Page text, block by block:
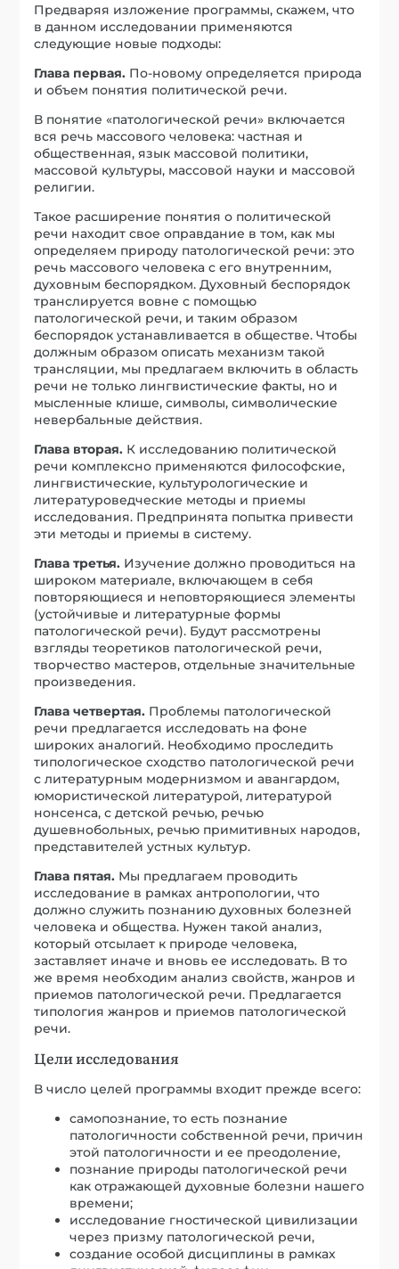
Предваряя изложение программы, скажем, что
в данном исследовании применяются
следующие новые подходы:
Глава первая. По-новому определяется природа
и объем понятия политической речи.
В понятие «патологической речи» включается
вся речь массового человека: частная и
общественная, язык массовой политики,
массовой культуры, массовой науки и массовой
религии.
Такое расширение понятия о политической
речи находит свое оправдание в том, как мы
определяем природу патологической речи: это
речь массового человека с его внутренним,
духовным беспорядком. Духовный беспорядок
транслируется вовне с помощью
патологической речи, и таким образом
беспорядок устанавливается в обществе. Чтобы
должным образом описать механизм такой
трансляции, мы предлагаем включить в область
речи не только лингвистические факты, но и
мысленные клише, символы, символические
невербальные действия.
Глава вторая. К исследованию политической
речи комплексно применяются философские,
лингвистические, культурологические и
литературоведческие методы и приемы
исследования. Предпринята попытка привести
эти методы и приемы в систему.
Глава третья. Изучение должно проводиться на
широком материале, включающем в себя
повторяющиеся и неповторяющиеся элементы
(устойчивые и литературные формы
патологической речи). Будут рассмотрены
взгляды теоретиков патологической речи,
творчество мастеров, отдельные значительные
произведения.
Глава четвертая. Проблемы патологической
речи предлагается исследовать на фоне
широких аналогий. Необходимо проследить
типологическое сходство патологической речи
с литературным модернизмом и авангардом,
юмористической литературой, литературой
нонсенса, с детской речью, речью
душевнобольных, речью примитивных народов,
представителей устных культур.
Глава пятая. Мы предлагаем проводить
исследование в рамках антропологии, что
должно служить познанию духовных болезней
человека и общества. Нужен такой анализ,
который отсылает к природе человека,
заставляет иначе и вновь ее исследовать. В то
же время необходим анализ свойств, жанров и
приемов патологической речи. Предлагается
типология жанров и приемов патологической
речи.
Цели исследования
В число целей программы входит прежде всего:
самопознание, то есть познание
патологичности собственной речи, причин
этой патологичности и ее преодоление,
познание природы патологической речи
как отражающей духовные болезни нашего
времени;
исследование гностической цивилизации
через призму патологической речи,
создание особой дисциплины в рамках